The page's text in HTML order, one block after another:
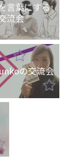
言葉にする
流会
の交流会